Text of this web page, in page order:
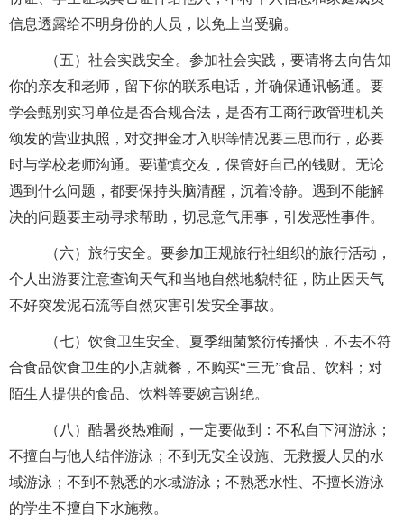
信息透露给不明身份的人员，以免上当受骗。
（五）社会实践安全。参加社会实践，要请将去向告知
你的亲友和老师，留下你的联系电话，并确保通讯畅通。要
学会甄别实习单位是否合规合法，是否有工商行政管理机关
颂发的营业执照，对交押金才入职等情况要三思而行，必要
时与学校老师沟通。要谨慎交友，保管好自己的钱财。无论
遇到什么问题，都要保持头脑清醒，沉着冷静。遇到不能解
决的问题要主动寻求帮助，切忌意气用事，引发恶性事件。
（六）旅行安全。要参加正规旅行社组织的旅行活动，
个人出游要注意查询天气和当地自然地貌特征，防止因天气
不好突发泥石流等自然灾害引发安全事故。
（七）饮食卫生安全。夏季细菌繁衍传播快，不去不符
合食品饮食卫生的小店就餐，不购买“三无”食品、饮料；对
陌生人提供的食品、饮料等要婉言谢绝。
（八）酷暑炎热难耐，一定要做到：不私自下河游泳；
不擅自与他人结伴游泳；不到无安全设施、无救援人员的水
域游泳；不到不熟悉的水域游泳；不熟悉水性、不擅长游泳
的学生不擅自下水施救。